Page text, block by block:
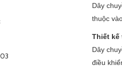
Dây
thuộc
Thiết kế
Dây
điều